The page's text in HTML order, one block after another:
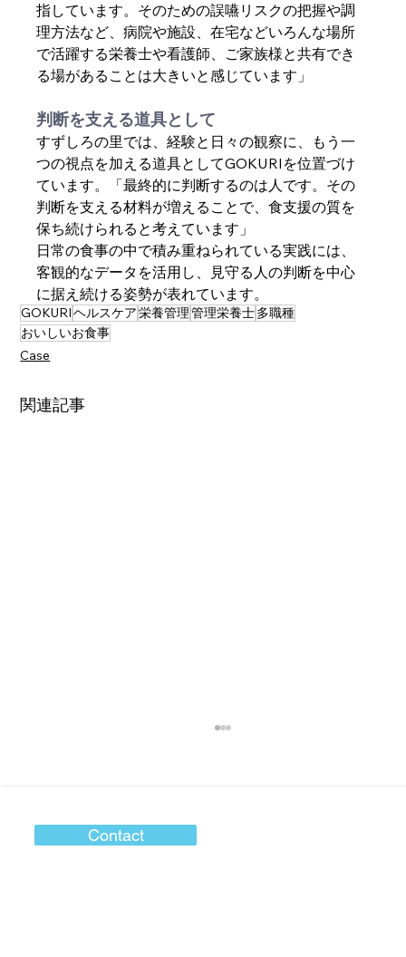
指しています。そのための誤嚥リスクの把握や調
理方法など、病院や施設、在宅などいろんな場所
で活躍する栄養士や看護師、ご家族様と共有でき
る場があることは大きいと感じています」
判断を支える道具として
すずしろの里では、経験と日々の観察に、もう一
つの視点を加える道具としてGOKURIを位置づけ
ています。「最終的に判断するのは人です。その
判断を支える材料が増えることで、食支援の質を
保ち続けられると考えています」
日常の食事の中で積み重ねられている実践には、
客観的なデータを活用し、見守る人の判断を中心
に据え続ける姿勢が表れています。
GOKURIヘルスケア栄養管理管理栄養士多職種
おいしいお食事
Case
関連記事
Contact